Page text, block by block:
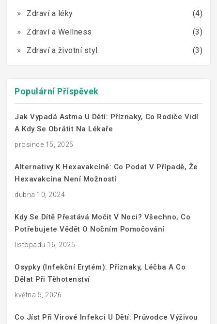
Zdraví a léky
(4)
Zdraví a Wellness
(3)
Zdraví a životní styl
(3)
Populární Příspěvek
Jak Vypadá Astma U Dětí: Příznaky, Co Rodiče Vidí
A Kdy Se Obrátit Na Lékaře
prosince 15, 2025
Alternativy K Hexavakcíně: Co Podat V Případě, Že
Hexavakcína Není Možností
dubna 10, 2024
Kdy Se Dítě Přestává Močit V Noci? Všechno, Co
Potřebujete Vědět O Nočním Pomočování
listopadu 16, 2025
Osypky (infekční Erytém): Příznaky, Léčba A Co
Dělat Při Těhotenství
května 5, 2026
Co Jíst Při Virové Infekci U Dětí: Průvodce Výživou